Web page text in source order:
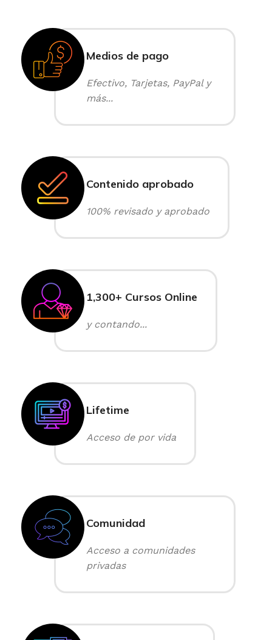
Medios de pago
Efectivo, Tarjetas, PayPal y
más...
Contenido aprobado
100% revisado y aprobado
1,300+ Cursos Online
y contando...
Lifetime
Acceso de por vida
Comunidad
Acceso a comunidades
privadas